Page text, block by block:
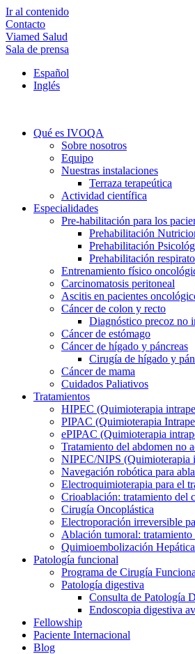
Ir al contenido
Contacto
Viamed Salud
Sala de prensa
Español
Inglés
Qué es IVOQA
Sobre nosotros
Equipo
Nuestras instalaciones
Terraza terapeútica
Actividad científica
Especialidades
Pre-habilitación para los
Prehabilitación
Prehabilitación
Prehabilitación
Entrenamiento físico
Carcinomatosis peritoneal
Ascitis en pacientes
Cáncer de colon y recto
Diagnóstico precoz no
Cáncer de estómago
Cáncer de hígado y páncreas
Cirugía de hígado y
Cáncer de mama
Cuidados Paliativos
Tratamientos
HIPEC (Quimioterapia
PIPAC (Quimioterapia
ePIPAC (Quimioterapia
Tratamiento del abdomen no
NIPEC/NIPS (Quimioterapia
Navegación robótica para
Electroquimioterapia para el
Crioablación: tratamiento del
Cirugía Oncoplástica
Electroporación irreversible
Ablación tumoral: tratamiento
Quimioembolización Hepática
Patología funcional
Programa de Cirugía
Patología digestiva
Consulta de Patología
Endoscopia digestiva
Fellowship
Paciente Internacional
Blog